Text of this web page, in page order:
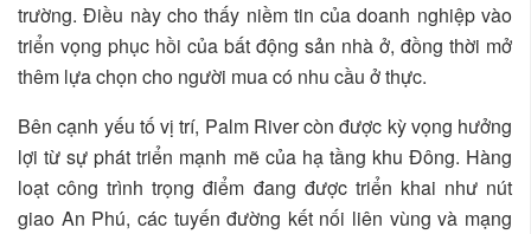
trường. Điều này cho thấy niềm tin của doanh nghiệp vào
triển vọng phục hồi của bất động sản nhà ở, đồng thời mở
thêm lựa chọn cho người mua có nhu cầu ở thực.
Bên cạnh yếu tố vị trí, Palm River còn được kỳ vọng hưởng
lợi từ sự phát triển mạnh mẽ của hạ tầng khu Đông. Hàng
loạt công trình trọng điểm đang được triển khai như nút
giao An Phú, các tuyến đường kết nối liên vùng và mạng